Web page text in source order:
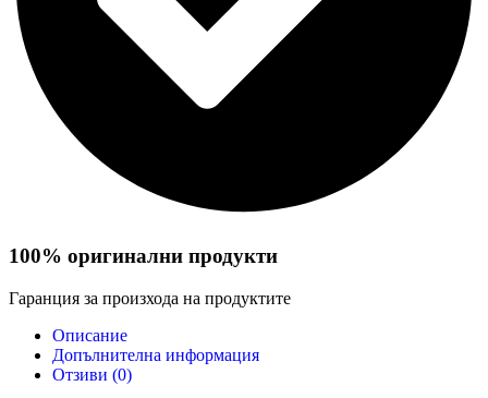
100% оригинални продукти
Гаранция за произхода на продуктите
Описание
Допълнителна информация
Отзиви (0)